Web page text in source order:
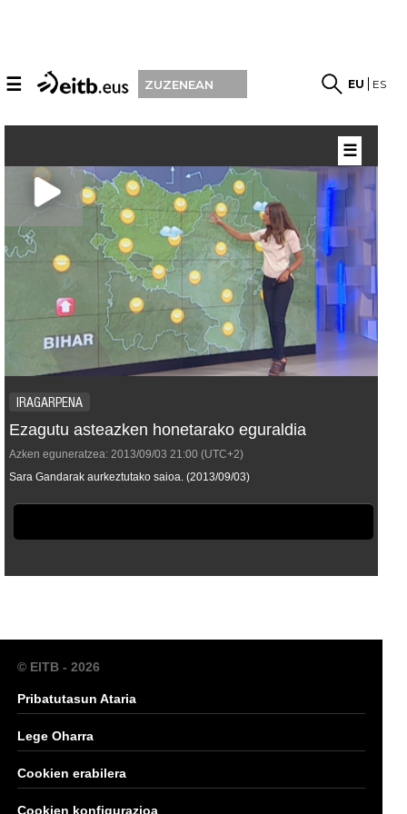
☰ ZUZENEAN EU ES
IRAGARPENA
Ezagutu asteazken honetarako eguraldia
Azken eguneratzea: 2013/09/03 21:00 (UTC+2)
Sara Gandarak aurkeztutako saioa. (2013/09/03)
☰
© EITB - 2026
Pribatutasun Ataria
Lege Oharra
Cookien erabilera
Cookien konfigurazioa